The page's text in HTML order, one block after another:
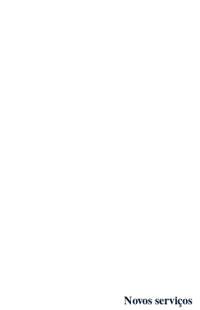
Novos serviços